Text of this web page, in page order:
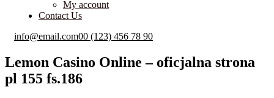
My account
Contact Us
info@email.com00 (123) 456 78 90
Lemon Casino Online – oficjalna strona
pl 155 fs.186